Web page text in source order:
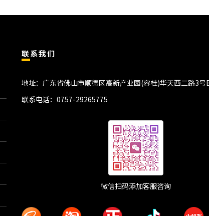
联系我们
地址：广东省佛山市顺德区高新产业园(容桂)华天西二路3号
联系电话： 0757-29265775
微信扫码添加客服咨询